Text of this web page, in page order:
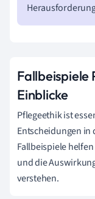
Fallbeispiele
Einblicke
Pflegeethik ist
Entscheidungen in
Fallbeispiele
und die
verstehen.